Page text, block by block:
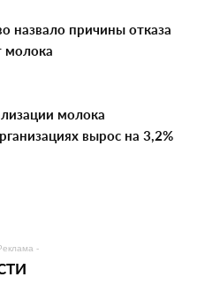
назвало причины отказа
молока
молока
вырос на 3,2%
-